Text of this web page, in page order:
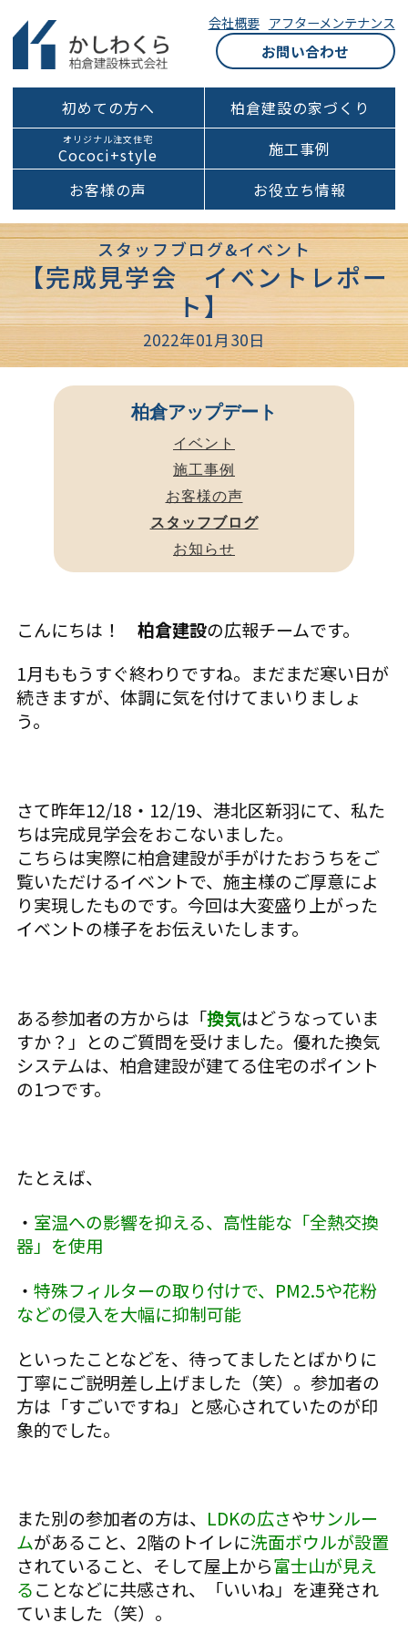
会社概要 アフターメンテナンス
お問い合わせ
初めての方へ 柏倉建設の家づくり
オリジナル注文住宅
Cococi+style
施工事例
お客様の声
お役立ち情報
スタッフブログ&イベント
【完成見学会 イベントレポー
ト】
2022年01月30日
こんにちは！ 柏倉建設の広報チームです。
1月ももうすぐ終わりですね。まだまだ寒い日が
続きますが、体調に気を付けてまいりましょ
う。
さて昨年12/18・12/19、港北区新羽にて、私た
ちは完成見学会をおこないました。
こちらは実際に柏倉建設が手がけたおうちをご
覧いただけるイベントで、施主様のご厚意によ
り実現したものです。今回は大変盛り上がった
イベントの様子をお伝えいたします。
ある参加者の方からは「換気はどうなっていま
すか？」とのご質問を受けました。優れた換気
システムは、柏倉建設が建てる住宅のポイント
の1つです。
たとえば、
・ 室温への影響を抑える、高性能な「全熱交換
器」を使用
・ 特殊フィルターの取り付けで、PM2.5や花粉
などの侵入を大幅に抑制可能
といったことなどを、待ってましたとばかりに
丁寧にご説明差し上げました（笑）。参加者の
方は「すごいですね」と感心されていたのが印
象的でした。
また別の参加者の方は、 LDKの広さやサンルー
ムがあること、2階のトイレに洗面ボウルが設置
されていること、そして屋上から富士山が見え
ることなどに共感され、「いいね」を連発され
ていました（笑）。
柏倉アップデート
イベント
施工事例
お客様の声
スタッフブログ
お知らせ